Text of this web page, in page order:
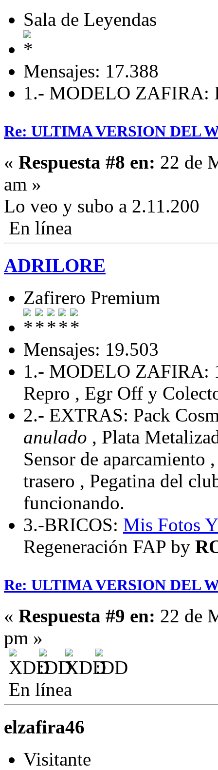
Sala de Leyendas
Mensajes: 17.388
1.- MODELO ZAFIRA:
Re: ULTIMA VERSION DEL
« Respuesta #8 en: 22 de
am »
Lo veo y subo a 2.11.200
En línea
ADRILORE
Zafirero Premium
Mensajes: 19.503
1.- MODELO ZAFIRA:
Repro , Egr Off y
2.- EXTRAS: Pack
anulado , Plata
Sensor de
trasero , Pegatina del
funcionando.
3.-BRICOS: Mis Fotos
Regeneración FAP by
Re: ULTIMA VERSION DEL
« Respuesta #9 en: 22 de
pm »
En línea
elzafira46
Visitante